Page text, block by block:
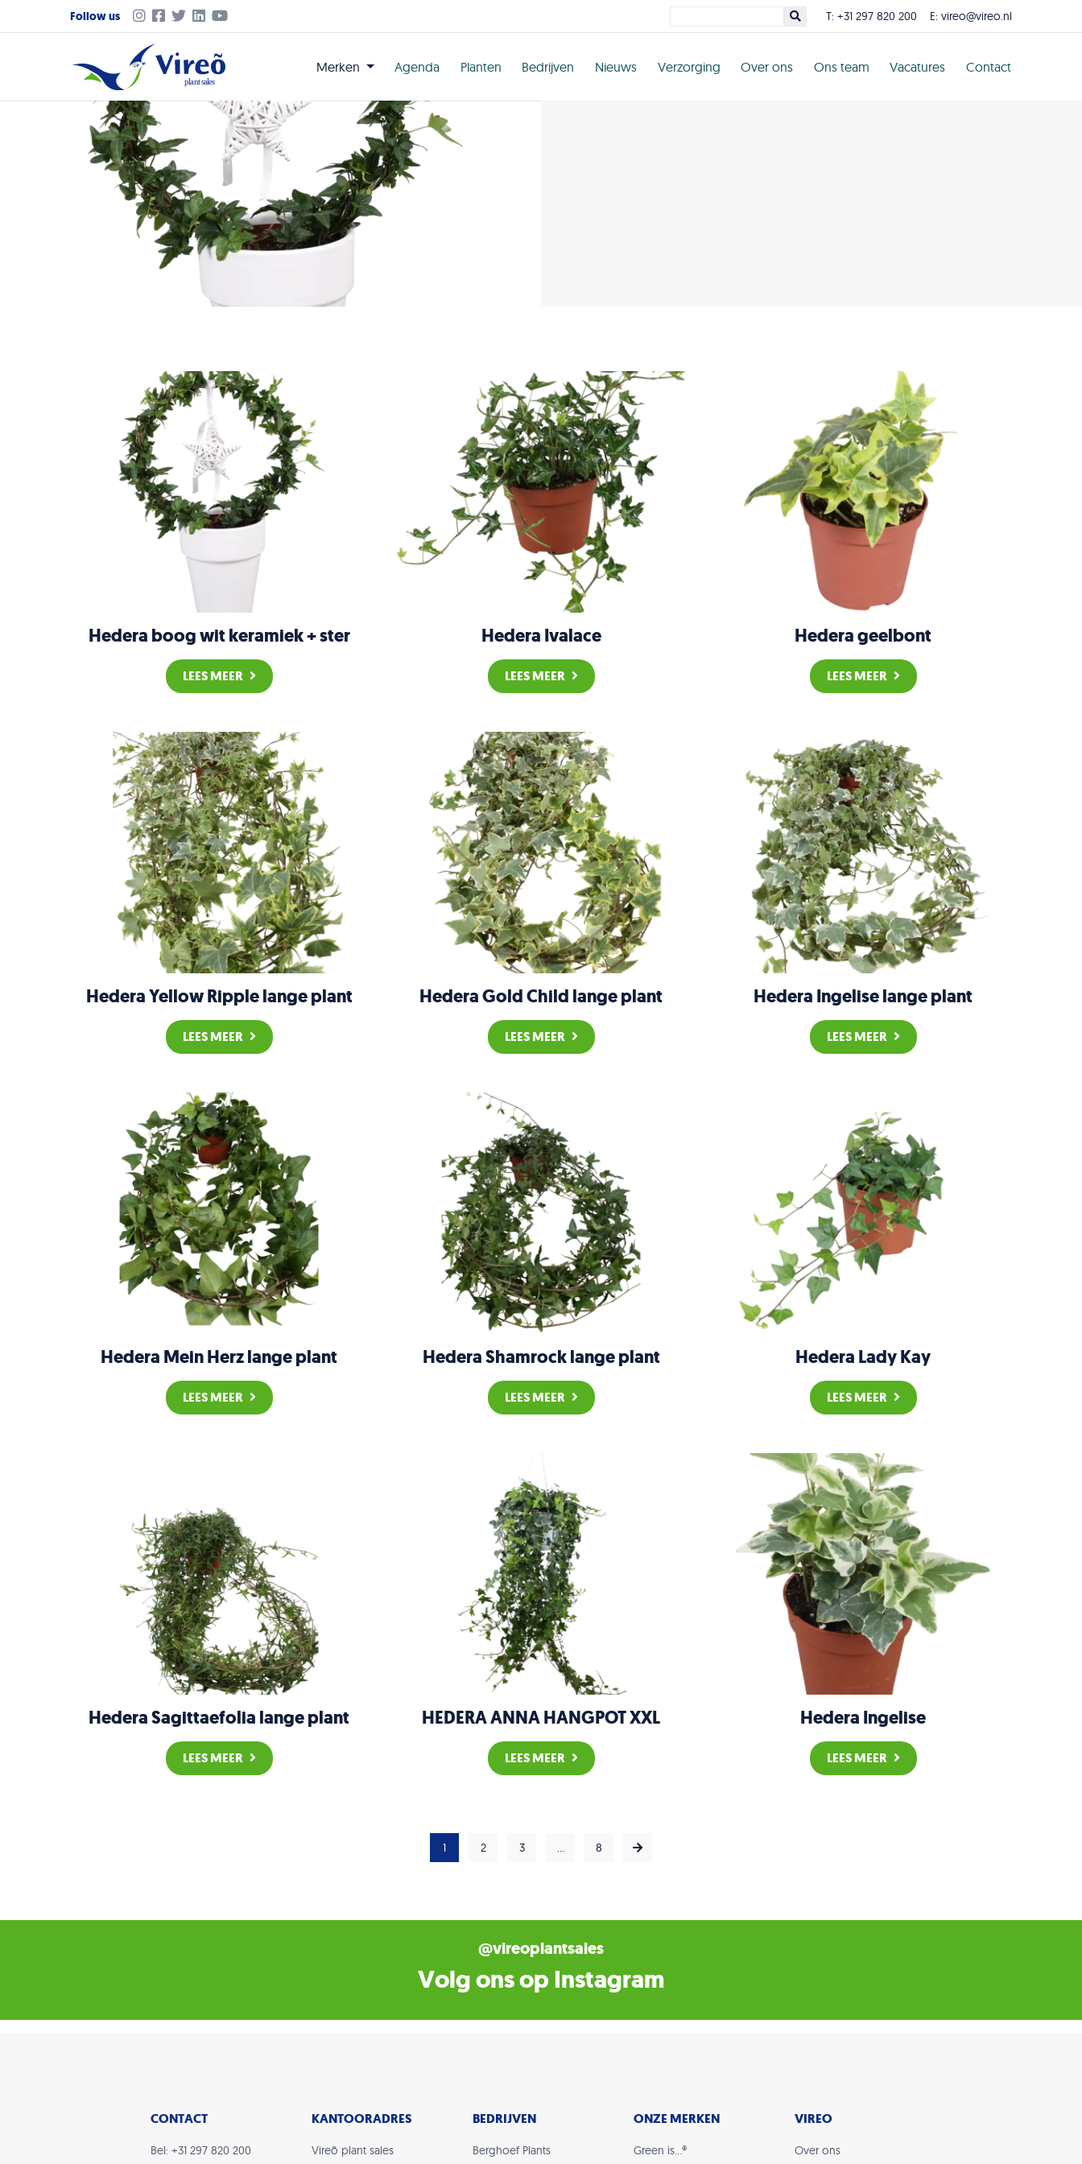
Follow us T: +31 297 820 200 E: vireo@vireo.nl
Merken Agenda Planten Bedrijven Nieuws Verzorging Over ons Ons team Vacatures Contact
Hedera boog wit keramiek + ster
LEES MEER
Hedera Ivalace
LEES MEER
Hedera geelbont
LEES MEER
Hedera Yellow Ripple lange plant
LEES MEER
Hedera Gold Child lange plant
LEES MEER
Hedera Ingelise lange plant
LEES MEER
Hedera Mein Herz lange plant
LEES MEER
Hedera Shamrock lange plant
LEES MEER
Hedera Lady Kay
LEES MEER
Hedera Sagittaefolia lange plant
LEES MEER
HEDERA ANNA HANGPOT XXL
LEES MEER
Hedera Ingelise
LEES MEER
1 2 3 … 8
@vireoplantsales
Volg ons op Instagram
CONTACT
Bel: +31 297 820 200
KANTOORADRES
Vireõ plant sales
BEDRIJVEN
Berghoef Plants
ONZE MERKEN
Green is…®
VIREO
Over ons